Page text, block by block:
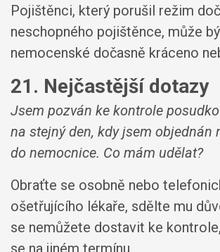
Pojištěnci, který porušil režim
neschopného pojištěnce, může
nemocenské dočasně kráceno
21. Nejčastější dotazy
Jsem pozván ke kontrole
na stejný den, kdy jsem objednán
do nemocnice. Co mám udělat?
Obraťte se osobně nebo
ošetřujícího lékaře, sdělte mu
se nemůžete dostavit ke
se na jiném termínu.